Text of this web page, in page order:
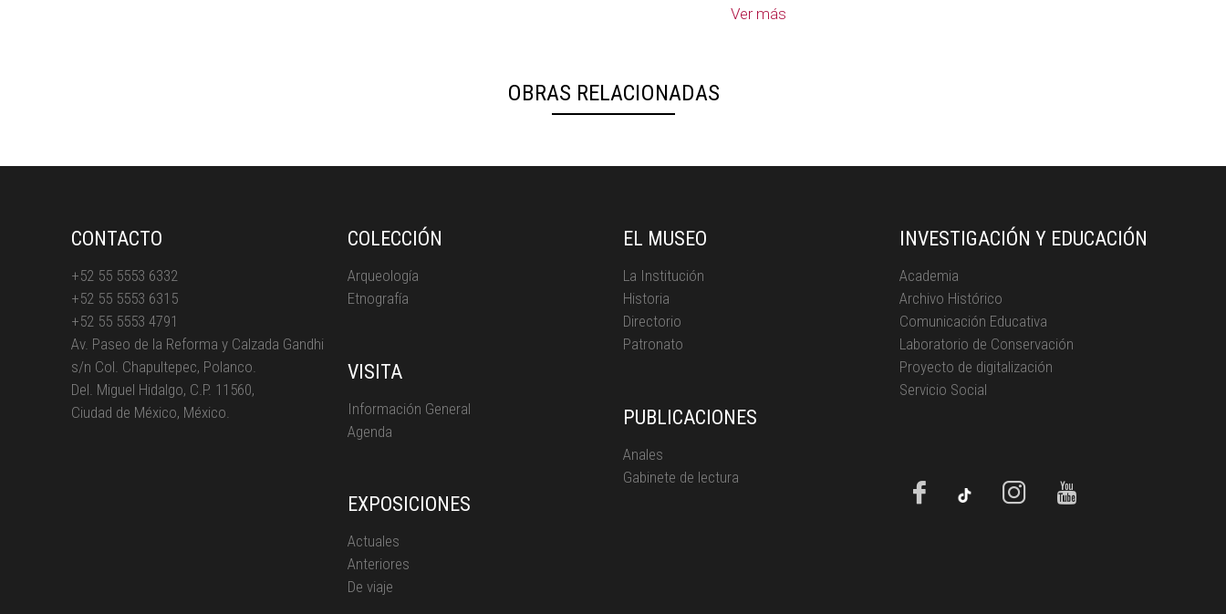
Ver más
OBRAS RELACIONADAS
CONTACTO
+52 55 5553 6332
+52 55 5553 6315
+52 55 5553 4791
Av. Paseo de la Reforma y Calzada Gandhi
s/n Col. Chapultepec, Polanco.
Del. Miguel Hidalgo, C.P. 11560,
Ciudad de México, México.
COLECCIÓN
Arqueología
Etnografía
VISITA
Información General
Agenda
EXPOSICIONES
Actuales
Anteriores
De viaje
EL MUSEO
La Institución
Historia
Directorio
Patronato
PUBLICACIONES
Anales
Gabinete de lectura
INVESTIGACIÓN Y EDUCACIÓN
Academia
Archivo Histórico
Comunicación Educativa
Laboratorio de Conservación
Proyecto de digitalización
Servicio Social